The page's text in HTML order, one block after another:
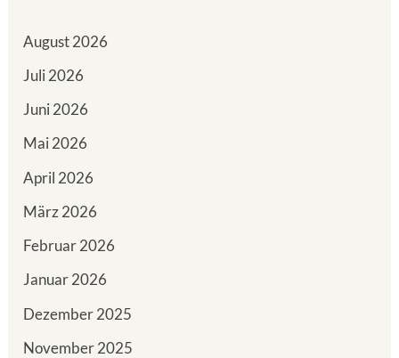
August 2026
Juli 2026
Juni 2026
Mai 2026
April 2026
März 2026
Februar 2026
Januar 2026
Dezember 2025
November 2025